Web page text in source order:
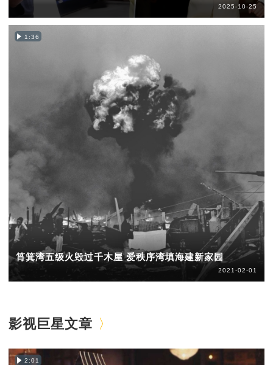
2025-10-25
1:36
筲箕湾五级火毁过千木屋 爱秩序湾填海建新家园
2021-02-01
影视巨星文章
2:01